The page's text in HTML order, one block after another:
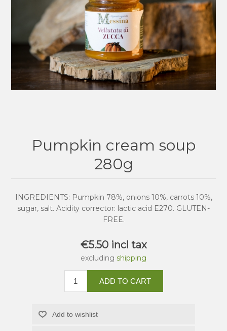
Pumpkin cream soup
280g
INGREDIENTS: Pumpkin 78%, onions 10%, carrots 10%,
sugar, salt. Acidity corrector: lactic acid E270. GLUTEN-
FREE.
€5.50 incl tax
excluding shipping
ADD TO CART
Add to wishlist